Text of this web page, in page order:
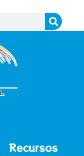
Recursos